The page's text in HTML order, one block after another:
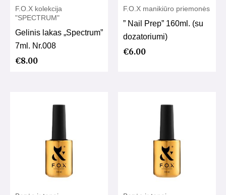
F.O.X kolekcija
"SPECTRUM"
Gelinis lakas „Spectrum”
7ml. Nr.008
€8.00
F.O.X manikiūro priemonės
” Nail Prep” 160ml. (su
dozatoriumi)
€6.00